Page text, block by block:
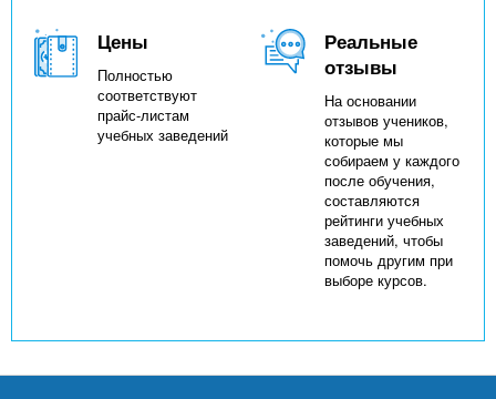
Цены
Полностью
соответствуют
прайс-листам
учебных заведений
Реальные
отзывы
На основании
отзывов учеников,
которые мы
собираем у каждого
после обучения,
составляются
рейтинги учебных
заведений, чтобы
помочь другим при
выборе курсов.